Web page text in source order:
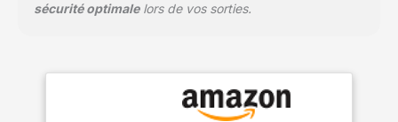
sécurité optimalelors de vos sorties.